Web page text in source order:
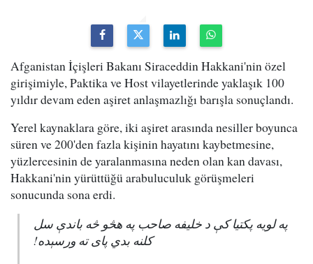
Afganistan İçişleri Bakanı Siraceddin Hakkani'nin özel
girişimiyle, Paktika ve Host vilayetlerinde yaklaşık 100
yıldır devam eden aşiret anlaşmazlığı barışla sonuçlandı.
Yerel kaynaklara göre, iki aşiret arasında nesiller boyunca
süren ve 200'den fazla kişinin hayatını kaybetmesine,
yüzlercesinin de yaralanmasına neden olan kan davası,
Hakkani'nin yürüttüğü arabuluculuk görüşmeleri
sonucunda sona erdi.
په لویه پکتیا کې د خلیفه صاحب په هڅو څه باندې سل
کلنه بدي پای ته ورسېده!